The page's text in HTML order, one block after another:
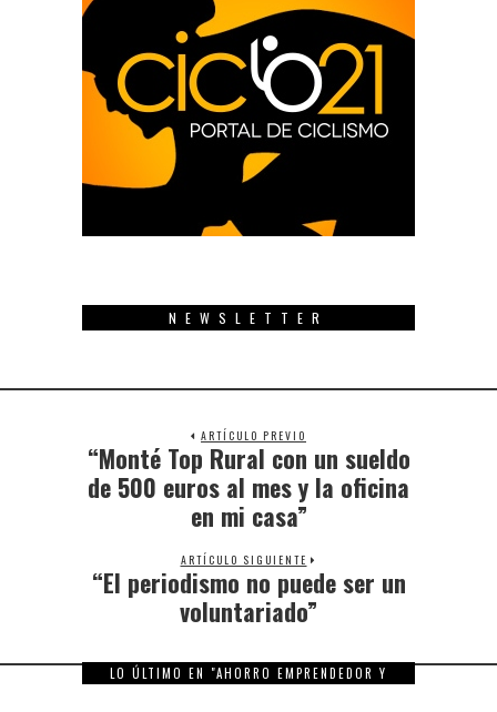
NEWSLETTER
ARTÍCULO PREVIO
Previous
“Monté Top Rural con un sueldo
de 500 euros al mes y la oficina
en mi casa”
ARTÍCULO SIGUIENTE
Next
post:
“El periodismo no puede ser un
voluntariado”
LO ÚLTIMO EN "AHORRO EMPRENDEDOR Y